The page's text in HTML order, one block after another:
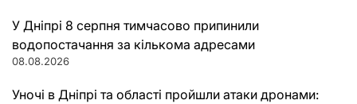
У Дніпрі 8 серпня тимчасово припинили
водопостачання за кількома адресами
08.08.2026
Уночі в Дніпрі та області пройшли атаки дронами: